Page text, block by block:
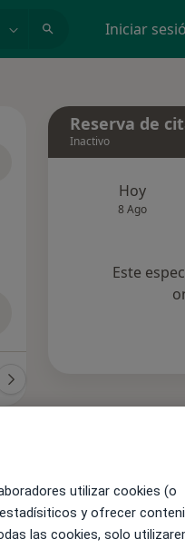
Iniciar
(27)
Reserva de
Inactivo
Hoy
8 Ago
Este
utilizar cookies (o
y ofrecer
las cookies, solo